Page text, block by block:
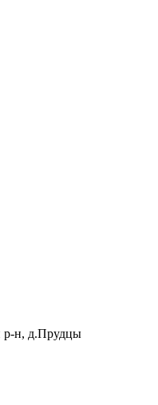
р-н, д.Прудцы